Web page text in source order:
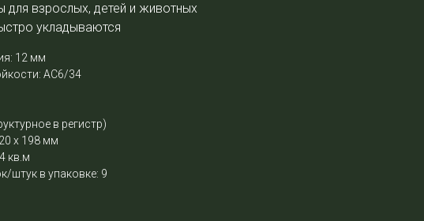
для взрослых, детей и животных
укладываются
12 мм
АС6/34
в регистр)
х 198 мм
кв.м
штук в упаковке: 9